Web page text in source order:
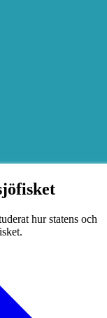
hur statens och